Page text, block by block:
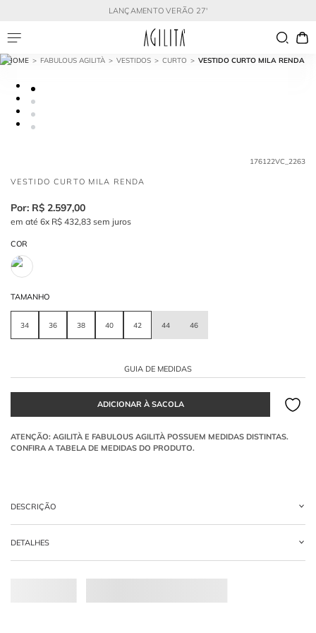
LANÇAMENTO VERÃO 27'
FABULOUS AGILITÀ VESTIDOS CURTO VESTIDO CURTO MILA RENDA
176122VC_2263
VESTIDO CURTO MILA RENDA
R$ 2.597,00
em até 6x R$ 432,83 sem juros
COR
TAMANHO
34 36 38 40 42 44 46
GUIA DE MEDIDAS
DESCRIÇÃO
Ovestido curto
saia curta finalizada por um babado franzido rodado.
Como a gola redonda fechada equilibra a estrutura
DETALHES